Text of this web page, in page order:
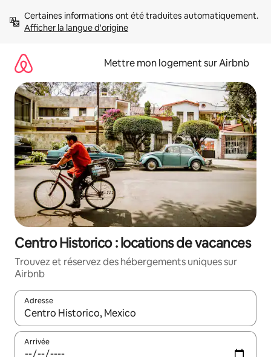
directement
Afficher la langue d'origine
Mettre mon logement sur Airbnb
Centro Historico : locations de vacances
Trouvez et réservez des hébergements uniques sur
Airbnb
Adresse
Lorsque les résultats s'affichent, utilisez les flèches vers le
Arrivée